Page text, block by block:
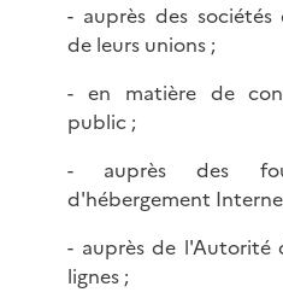
- auprès des
de leurs unions ;
- en matière de
public ;
- auprès des
d'hébergement
- auprès de l'Autorité
lignes ;